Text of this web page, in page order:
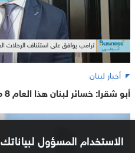
أخبار لبنان
أبو شقرا: خسائر لبنان هذا العام 8 مليارات دولار بسبب الحرب
الاستخدام المسؤول لبياناتك